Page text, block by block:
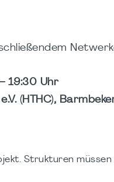
19:30 Uhr
(HTHC),
Strukturen